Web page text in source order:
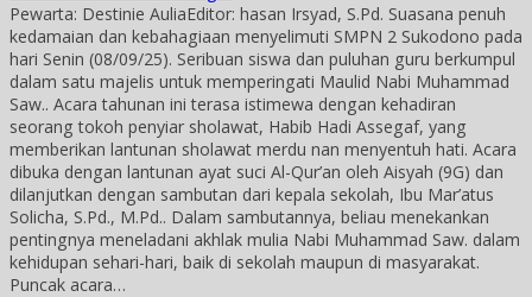
Pewarta: Destinie AuliaEditor: hasan Irsyad, S.Pd. Suasana penuh
kedamaian dan kebahagiaan menyelimuti SMPN 2 Sukodono pada
hari Senin (08/09/25). Seribuan siswa dan puluhan guru berkumpul
dalam satu majelis untuk memperingati Maulid Nabi Muhammad
Saw.. Acara tahunan ini terasa istimewa dengan kehadiran
seorang tokoh penyiar sholawat, Habib Hadi Assegaf, yang
memberikan lantunan sholawat merdu nan menyentuh hati. Acara
dibuka dengan lantunan ayat suci Al-Qur’an oleh Aisyah (9G) dan
dilanjutkan dengan sambutan dari kepala sekolah, Ibu Mar’atus
Solicha, S.Pd., M.Pd.. Dalam sambutannya, beliau menekankan
pentingnya meneladani akhlak mulia Nabi Muhammad Saw. dalam
kehidupan sehari-hari, baik di sekolah maupun di masyarakat.
Puncak acara…